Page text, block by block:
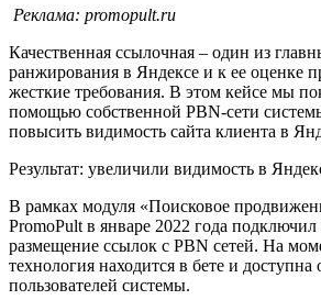
Реклама: promopult.ru
Качественная ссылочная – один из
ранжирования в Яндексе и к ее оценке
жесткие требования. В этом кейсе мы
помощью собственной PBN-сети
повысить видимость сайта клиента в
Результат: увеличили видимость в
В рамках модуля «Поисковое
PromoPult в январе 2022 года
размещение ссылок с PBN сетей. На
технология находится в бете и
пользователей системы.